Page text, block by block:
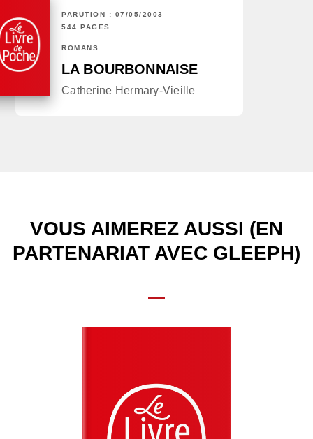
PARUTION : 07/05/2003
544 PAGES
ROMANS
LA BOURBONNAISE
Catherine Hermary-Vieille
VOUS AIMEREZ AUSSI (EN
PARTENARIAT AVEC GLEEPH)